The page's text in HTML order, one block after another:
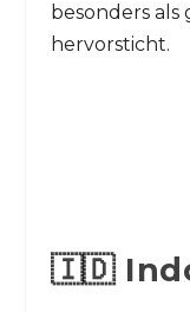
besonders
hervorsticht.
🇮🇩